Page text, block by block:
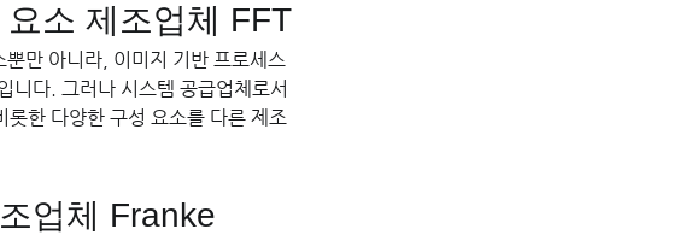
소 제조업체 FFT
만 아니라, 이미지 기반 프로세스
니다. 그러나 시스템 공급업체로서
롯한 다양한 구성 요소를 다른 제조
업체 Franke